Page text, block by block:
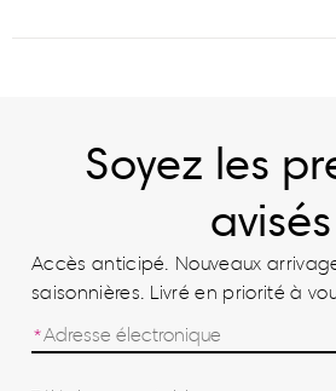
Soyez les
avisés
Accès anticipé. Nouveaux
saisonnières. Livré en priorité à